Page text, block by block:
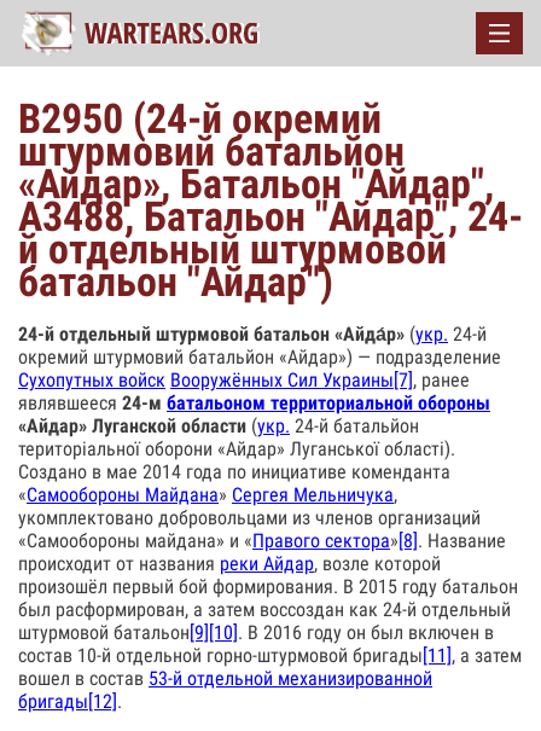
В2950 (24-й окремий
штурмовий батальйон
«Айдар», Батальон "Айдар",
А3488, Батальон "Айдар", 24-
й отдельный штурмовой
батальон "Айдар")
24-й отдельный штурмовой батальон «Айда́р» (укр. 24-й
окремий штурмовий батальйон «Айдар») — подразделение
Сухопутных войск Вооружённых Сил Украины[7], ранее
являвшееся 24-м батальоном территориальной обороны
«Айдар» Луганской области (укр. 24-й батальйон
територіальної оборони «Айдар» Луганської області).
Создано в мае 2014 года по инициативе коменданта
«Самообороны Майдана» Сергея Мельничука,
укомплектовано добровольцами из членов организаций
«Самообороны майдана» и «Правого сектора»[8]. Название
происходит от названия реки Айдар, возле которой
произошёл первый бой формирования. В 2015 году батальон
был расформирован, а затем воссоздан как 24-й отдельный
штурмовой батальон[9] [10]. В 2016 году он был включен в
состав 10-й отдельной горно-штурмовой бригады[11], а затем
вошел в состав 53-й отдельной механизированной
бригады[12].